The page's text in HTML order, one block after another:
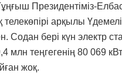
Президентіміз-
арқылы
Содан бері күн электр
теңгегенің 80 069
жоқ.